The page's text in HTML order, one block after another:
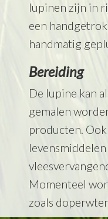
lupinen zijn in
een
handmatig
Bereiding
De lupine kan
gemalen
producten.
Momenteel
zoals